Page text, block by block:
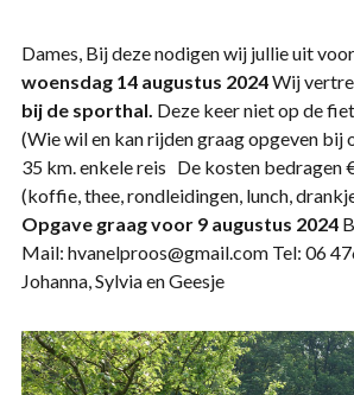
Dames, Bij deze nodigen wij jullie uit
woensdag 14 augustus 2024Wij
bij de sporthal. Deze keer niet op de
(Wie wil en kan rijden graag opgeven bij
35 km. enkele reis De kosten bedragen
(koffie, thee, rondleidingen, lunch,
Opgave graag voor 9 augustus 2024
Mail: hvanelproos@gmail.com Tel: 06
Johanna, Sylvia en Geesje